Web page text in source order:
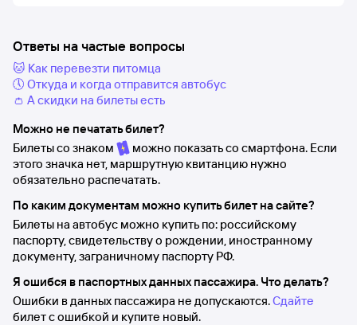
Ответы на частые вопросы
🐱 Как перевезти питомца
🕔 Откуда и когда отправится автобус
👛 А скидки на билеты есть
Можно не печатать билет?
Билеты со знаком
можно показать со смартфона. Если
этого значка нет, маршрутную квитанцию нужно
обязательно распечатать.
По каким документам можно купить билет на сайте?
Билеты на автобус можно купить по: российскому
паспорту, свидетельству о рождении, иностранному
документу, заграничному паспорту РФ.
Я ошибся в паспортных данных пассажира. Что делать?
Ошибки в данных пассажира не допускаются.Сдайте
билет с ошибкой и купите новый.